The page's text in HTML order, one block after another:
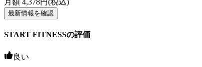
最新情報を確認
START FITNESSの評価
良い